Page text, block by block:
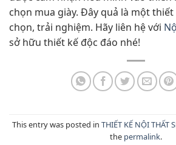
chọn mua giày. Đây quả là một
chọn, trải nghiệm. Hãy liên hệ với
sở hữu thiết kế độc đáo nhé!
This entry was posted in THIẾT KẾ NỘI THẤT
the permalink.